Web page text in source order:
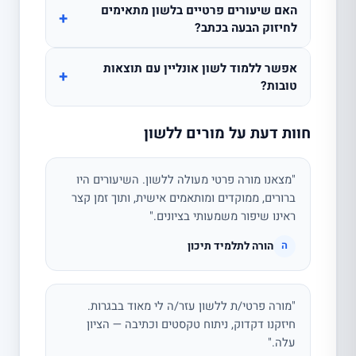
האם שיעורים פרטיים בלשון מתאימים
לחיזוק הבעה בכתב?
+
אפשר ללמוד לשון אונליין עם תוצאות
טובות?
+
חוות דעת על מורים ללשון
"מצאנו מורה פרטי מעולה ללשון. השיעורים היו
ברורים, ממוקדים ומותאמים אישית, ותוך זמן קצר
ראינו שיפור משמעותי בציונים."
ה הורה לתלמיד תיכון
"מורה פרטי/ת ללשון עזר/ה לי מאוד בבגרות.
חיזקנו דקדוק, ניתוח טקסטים וכתיבה — הציון
עלה."